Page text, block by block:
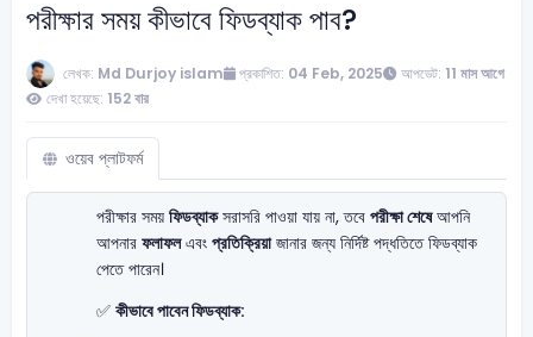
পরীক্ষার সময় কীভাবে ফিডব্যাক পাব?
লেখক: Md Durjoy islam প্রকাশিত: 04 Feb, 2025 আপডেট: 11 মাস আগে
দেখা হয়েছে: 152 বার
ওয়েব প্লাটফর্ম
পরীক্ষার সময় ফিডব্যাকসরাসরি পাওয়া যায় না, তবে পরীক্ষা শেষেআপনি
আপনার ফলাফলএবং প্রতিক্রিয়াজানার জন্য নির্দিষ্ট পদ্ধতিতে ফিডব্যাক
পেতে পারেন।
✅ কীভাবে পাবেন ফিডব্যাক: